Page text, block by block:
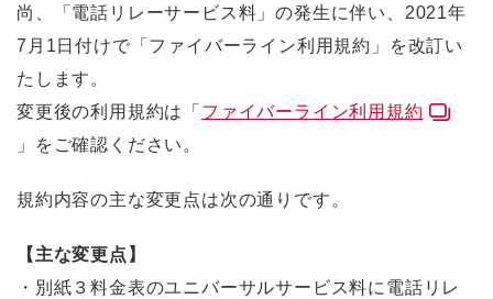
尚、「電話リレーサービス料」の発生に伴い、2021年
7月1日付けで「ファイバーライン利用規約」を改訂い
たします。
変更後の利用規約は「 ファイバーライン利用規約
」をご確認ください。
規約内容の主な変更点は次の通りです。
【主な変更点】
・別紙３料金表のユニバーサルサービス料に電話リレ